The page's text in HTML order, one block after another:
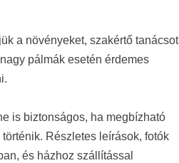
a növényeket, szakértő tanácsot
pálmák esetén érdemes
is biztonságos, ha megbízható
Részletes leírások, fotók
és házhoz szállítással